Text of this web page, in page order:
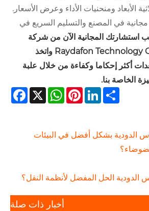
الأبعاد ومنحنيات الأداء وعرض الأسعار.
مجانية في المصنع والتسليم السريع في
استشارتك المجانية الآن من شركة
Raydafon Technology Group Co.,Limited واتخذ
أكثر إحكاما وكفاءة من خلال علبة
الخاصة بنا.
X
WhatsAppPinterestLinkedInShare
الدودية بشكل أفضل في البيئات
الدودية الحل المفضل لأنظمة النقل؟
أخبار ذات صلة